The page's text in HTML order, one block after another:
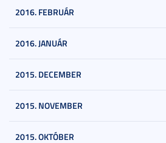
2016. FEBRUÁR
2016. JANUÁR
2015. DECEMBER
2015. NOVEMBER
2015. OKTÓBER